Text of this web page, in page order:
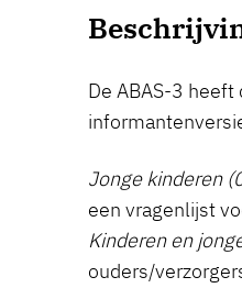
De ABAS-3
Jonge kinderen
een vragenlijst
Kinderen en
ouders/